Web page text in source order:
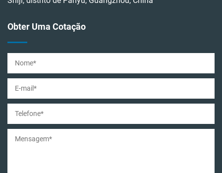
Obter Uma Cotação